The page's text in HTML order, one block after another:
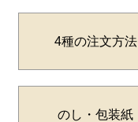
4種の注文方法
のし・包装紙